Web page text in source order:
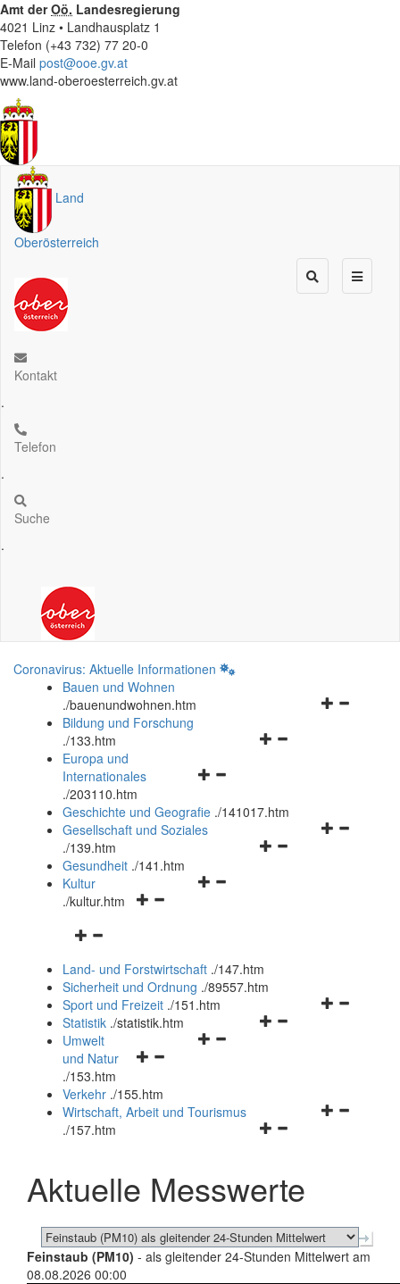
Amt derOö. Landesregierung
4021 Linz • Landhausplatz 1
Telefon (+43 732) 77 20-0
E-Mail post@ooe.gv.at
www.land-oberoesterreich.gv.at
Land
Oberösterreich
Kontakt
.
Telefon
.
Suche
.
Coronavirus: Aktuelle Informationen
Bauen und Wohnen
./bauenundwohnen.htm
Navigationsmenü
Bildung und Forschung
./133.htm
Navigationsmenü
und
schließen
Europa und
Internationales
./203110.htm
Geschichte und Geografie ./141017.htm
Navigationsmenü
Gesellschaft und Soziales
./139.htm
Navigationsmenü
Gesundheit ./141.htm
Navigationsmenü
Kultur
./kultur.htm
Navigationsmenü
und
schließen
Land- und Forstwirtschaft ./147.htm
Sicherheit und Ordnung ./89557.htm
Navigationsmenü
Sport und Freizeit ./151.htm
Navigationsmenü
Statistik ./statistik.htm
Navigationsmenü
und
schließen
Umwelt
und Natur
./153.htm
Verkehr ./155.htm
Navigationsmenü
schließen
Wirtschaft, Arbeit und Tourismus
./157.htm
Aktuelle Messwerte
Feinstaub (PM10) - als gleitender 24-Stunden Mittelwert am
08.08.2026 00:00